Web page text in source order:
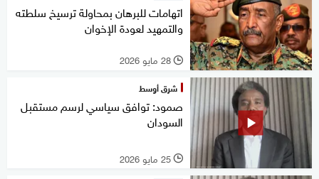
اتهامات للبرهان بمحاولة ترسيخ سلطته
والتمهيد لعودة الإخوان
l 28 مايو 2026
شرق أوسط
صمود: توافق سياسي لرسم مستقبل
السودان
l 25 مايو 2026